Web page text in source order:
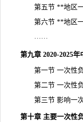
第五节 **地区一
第六节 **地区一
……
第九章 2020-2025
第一节 一次性负
第二节 一次性负
第三节 影响一次
第十章 主要一次性